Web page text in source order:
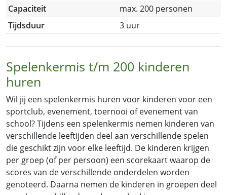
Capaciteit
max. 200 personen
Tijdsduur
3 uur
Spelenkermis t/m 200 kinderen
huren
Wil jij een spelenkermis huren voor kinderen voor een
sportclub, evenement, toernooi of evenement van
school? Tijdens een spelenkermis nemen kinderen van
verschillende leeftijden deel aan verschillende spelen
die geschikt zijn voor elke leeftijd. De kinderen krijgen
per groep (of per persoon) een scorekaart waarop de
scores van de verschillende onderdelen worden
genoteerd. Daarna nemen de kinderen in groepen deel